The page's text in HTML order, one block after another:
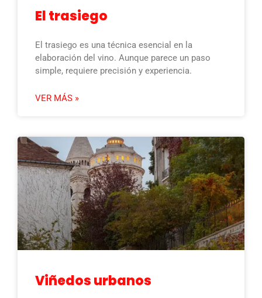
El trasiego
El trasiego es una técnica esencial en la
elaboración del vino. Aunque parece un paso
simple, requiere precisión y experiencia.
VER MÁS »
Viñedos urbanos